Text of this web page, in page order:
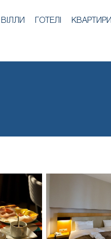
ВІЛЛИ ГОТЕЛІ КВАРТИРИ